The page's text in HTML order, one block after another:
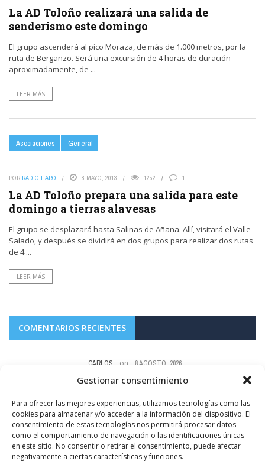
Gestionar consentimiento
Para ofrecer las mejores experiencias, utilizamos tecnologías como las
cookies para almacenar y/o acceder a la información del dispositivo. El
consentimiento de estas tecnologías nos permitirá procesar datos
como el comportamiento de navegación o las identificaciones únicas
en este sitio. No consentir o retirar el consentimiento, puede afectar
negativamente a ciertas características y funciones.
La AD Toloño realizará una salida de
senderismo este domingo
El grupo ascenderá al pico Moraza, de más de 1.000 metros, por la
ruta de Berganzo. Será una excursión de 4 horas de duración
aproximadamente, de ...
LEER MÁS
Asociaciones General
POR RADIO HARO 8 MAYO, 2013 1252 1
La AD Toloño prepara una salida para este
domingo a tierras alavesas
El grupo se desplazará hasta Salinas de Añana. Allí, visitará el Valle
Salado, y después se dividirá en dos grupos para realizar dos rutas
de 4 ...
LEER MÁS
COMENTARIOS RECIENTES
CARLOS on 8 AGOSTO, 2026
Te aburres. Hay mas servilletas babeadas que colillas como la que a ti te
FOTODENUNCIAS | Fumar no es güay